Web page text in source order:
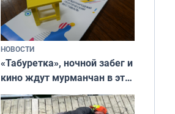
НОВОСТИ
«Табуретка», ночной забег и
кино ждут мурманчан в эти
выходные